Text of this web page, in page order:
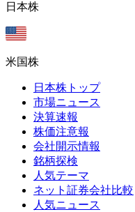
日本株
米国株
日本株トップ
市場ニュース
決算速報
株価注意報
会社開示情報
銘柄探検
人気テーマ
ネット証券会社比較
人気ニュース